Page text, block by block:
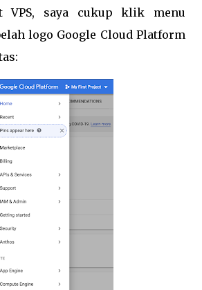
VPS, saya cukup klik menu
logo Google Cloud Platform